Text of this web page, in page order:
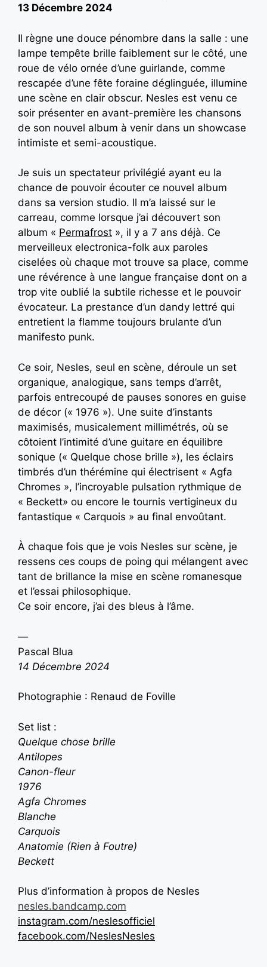
13 Décembre 2024
Il règne une douce pénombre dans la salle : une
lampe tempête brille faiblement sur le côté, une
roue de vélo ornée d’une guirlande, comme
rescapée d’une fête foraine déglinguée, illumine
une scène en clair obscur. Nesles est venu ce
soir présenter en avant-première les chansons
de son nouvel album à venir dans un showcase
intimiste et semi-acoustique.
Je suis un spectateur privilégié ayant eu la
chance de pouvoir écouter ce nouvel album
dans sa version studio. Il m’a laissé sur le
carreau, comme lorsque j’ai découvert son
album « Permafrost », il y a 7 ans déjà. Ce
merveilleux electronica-folk aux paroles
ciselées où chaque mot trouve sa place, comme
une révérence à une langue française dont on a
trop vite oublié la subtile richesse et le pouvoir
évocateur. La prestance d’un dandy lettré qui
entretient la flamme toujours brulante d’un
manifesto punk.
Ce soir, Nesles, seul en scène, déroule un set
organique, analogique, sans temps d’arrêt,
parfois entrecoupé de pauses sonores en guise
de décor (« 1976 »). Une suite d’instants
maximisés, musicalement millimétrés, où se
côtoient l’intimité d’une guitare en équilibre
sonique (« Quelque chose brille »), les éclairs
timbrés d’un thérémine qui électrisent « Agfa
Chromes », l’incroyable pulsation rythmique de
« Beckett» ou encore le tournis vertigineux du
fantastique « Carquois » au final envoûtant.
À chaque fois que je vois Nesles sur scène, je
ressens ces coups de poing qui mélangent avec
tant de brillance la mise en scène romanesque
et l’essai philosophique.
Ce soir encore, j’ai des bleus à l’âme.
—
Pascal Blua
14 Décembre 2024
Photographie : Renaud de Foville
Set list :
Quelque chose brille
Antilopes
Canon-fleur
1976
Agfa Chromes
Blanche
Carquois
Anatomie (Rien à Foutre)
Beckett
Plus d’information à propos de Nesles
nesles.bandcamp.com
instagram.com/neslesofficiel
facebook.com/NeslesNesles